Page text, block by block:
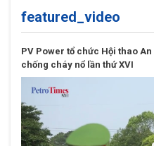
featured_video
PV Power tổ chức Hội thao
chống cháy nổ lần thứ XVI